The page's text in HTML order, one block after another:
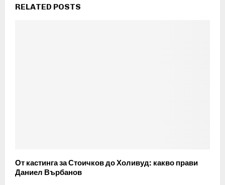
RELATED POSTS
От кастинга за Стоичков до Холивуд: какво прави
Даниел Върбанов